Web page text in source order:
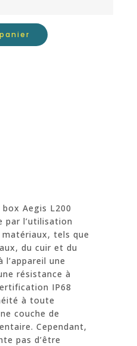
Aegis L200
par l’utilisation
tels que
du cuir et du
une
résistance à
IP68
à toute
couche de
Cependant,
pas d’être